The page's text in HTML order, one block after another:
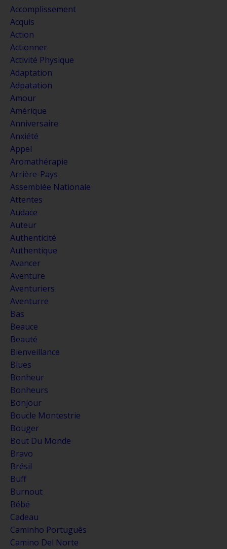
Accomplissement
Acquis
Action
Actionner
Activité Physique
Adaptation
Adpatation
Amour
Amérique
Anniversaire
Anxiété
Appel
Aromathérapie
Arrière-Pays
Assemblée Nationale
Attentes
Audace
Auteur
Authenticité
Authentique
Avancer
Aventure
Aventuriers
Aventurre
Bas
Beauce
Beauté
Bienveillance
Blues
Bonheur
Bonheurs
Bonjour
Boucle Montestrie
Bouger
Bout Du Monde
Bravo
Brésil
Buff
Burnout
Bébé
Cadeau
Caminho Português
Camino Del Norte